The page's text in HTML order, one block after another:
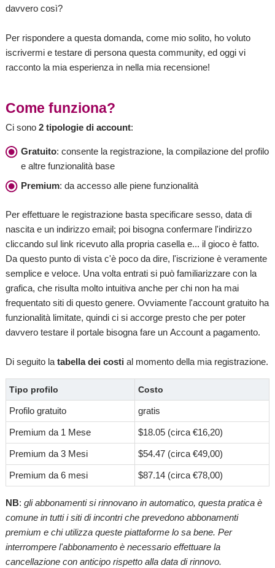
davvero così?
Per rispondere a questa domanda, come mio solito, ho voluto
iscrivermi e testare di persona questa community, ed oggi vi
racconto la mia esperienza in nella mia recensione!
Come funziona?
Ci sono 2 tipologie di account:
Gratuito: consente la registrazione, la compilazione del profilo
e altre funzionalità base
Premium: da accesso alle piene funzionalità
Per effettuare le registrazione basta specificare sesso, data di
nascita e un indirizzo email; poi bisogna confermare l'indirizzo
cliccando sul link ricevuto alla propria casella e... il gioco è fatto.
Da questo punto di vista c'è poco da dire, l'iscrizione è veramente
semplice e veloce. Una volta entrati si può familiarizzare con la
grafica, che risulta molto intuitiva anche per chi non ha mai
frequentato siti di questo genere. Ovviamente l'account gratuito ha
funzionalità limitate, quindi ci si accorge presto che per poter
davvero testare il portale bisogna fare un Account a pagamento.
Di seguito la tabella dei costi al momento della mia registrazione.
Tipo profilo Costo
Profilo gratuito gratis
Premium da 1 Mese $18.05 (circa €16,20)
Premium da 3 Mesi $54.47 (circa €49,00)
Premium da 6 mesi $87.14 (circa €78,00)
NB: gli abbonamenti si rinnovano in automatico, questa pratica è
comune in tutti i siti di incontri che prevedono abbonamenti
premium e chi utilizza queste piattaforme lo sa bene. Per
interrompere l'abbonamento è necessario effettuare la
cancellazione con anticipo rispetto alla data di rinnovo.